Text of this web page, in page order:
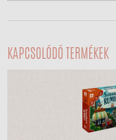
KAPCSOLÓDÓ TERMÉKEK